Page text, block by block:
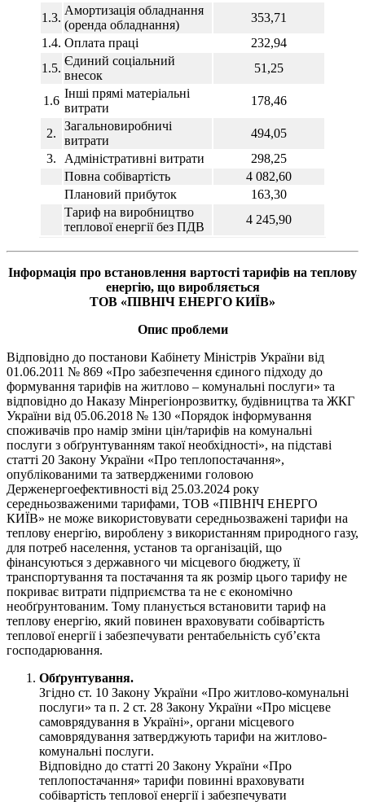
1.3.
Амортизація обладнання
(оренда обладнання)
353,71
1.4. Оплата праці
232,94
1.5.
Єдиний соціальний
внесок
51,25
1.6
Інші прямі матеріальні
витрати
178,46
2.
Загальновиробничі
витрати
494,05
3.
Адміністративні витрати
298,25
Повна собівартість
4 082,60
Плановий прибуток
163,30
Тариф на виробництво
теплової енергії без ПДВ
4 245,90
Інформація про встановлення вартості тарифів на теплову
енергію, що виробляється
ТОВ «ПІВНІЧ ЕНЕРГО КИЇВ»
Опис проблеми
Відповідно до постанови Кабінету Міністрів України від
01.06.2011 № 869 «Про забезпечення єдиного підходу до
формування тарифів на житлово – комунальні послуги» та
відповідно до Наказу Мінрегіонрозвитку, будівництва та ЖКГ
України від 05.06.2018 № 130 «Порядок інформування
споживачів про намір зміни цін/тарифів на комунальні
послуги з обґрунтуванням такої необхідності», на підставі
статті 20 Закону України «Про теплопостачання»,
опублікованими та затвердженими головою
Держенергоефективності від 25.03.2024 року
середньозваженими тарифами, ТОВ «ПІВНІЧ ЕНЕРГО
КИЇВ» не може використовувати середньозважені тарифи на
теплову енергію, вироблену з використанням природного газу,
для потреб населення, установ та організацій, що
фінансуються з державного чи місцевого бюджету, її
транспортування та постачання та як розмір цього тарифу не
покриває витрати підприємства та не є економічно
необґрунтованим. Тому планується встановити тариф на
теплову енергію, який повинен враховувати собівартість
теплової енергії і забезпечувати рентабельність суб’єкта
господарювання.
Обґрунтування.
Згідно ст. 10 Закону України «Про житлово-комунальні
послуги» та п. 2 ст. 28 Закону України «Про місцеве
самоврядування в Україні», органи місцевого
самоврядування затверджують тарифи на житлово-
комунальні послуги.
Відповідно до статті 20 Закону України «Про
теплопостачання» тарифи повинні враховувати
собівартість теплової енергії і забезпечувати